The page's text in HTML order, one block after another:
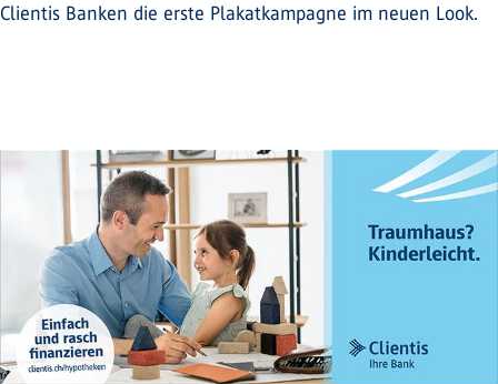
Clientis Banken die erste Plakatkampagne im neuen Look.